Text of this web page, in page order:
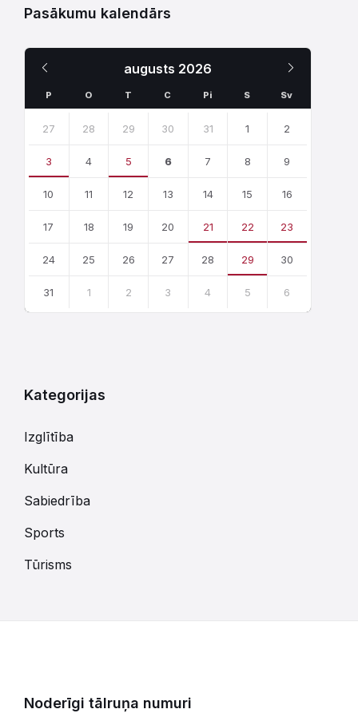
Pasākumu kalendārs
augusts 2026
Mēnesis
P O T C Pi S Sv
calendar
27 28 29 30 31 1 2
3 4 5 6 7 8 9
10 11 12 13 14 15 16
17 18 19 20 21 22 23
24 25 26 27 28 29 30
31 1 2 3 4 5 6
Kategorijas
Izglītība
Kultūra
Sabiedrība
Sports
Tūrisms
Noderīgi tālruņa numuri